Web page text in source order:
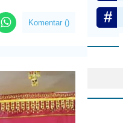
Komentar ()